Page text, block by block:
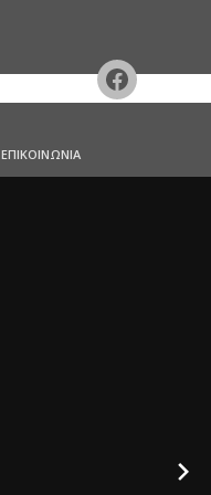
1
ΕΠΙΚΟΙΝΩΝΙΑ